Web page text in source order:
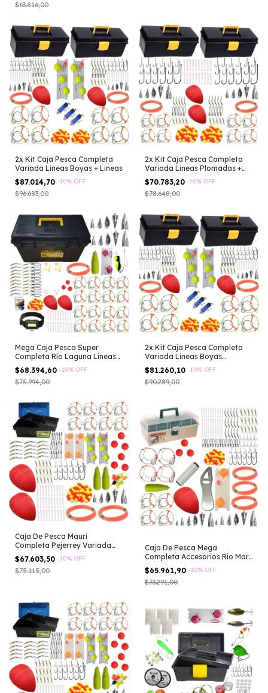
$63.816,00
2x Kit Caja Pesca Completa
Variada Lineas Boyas + Lineas
$87.014,70 -10% OFF
$96.683,00
2x Kit Caja Pesca Completa
Variada Lineas Plomadas +
Lineas
$70.783,20 -10% OFF
$78.648,00
Mega Caja Pesca Super
Completa Río Laguna Lineas
Linterna
$68.394,60 -10% OFF
$75.994,00
2x Kit Caja Pesca Completa
Variada Lineas Boyas
Plomadas
$81.260,10 -10% OFF
$90.289,00
Caja De Pesca Mauri
Completa Pejerrey Variada
Rio Laguna
$67.603,50 -10% OFF
$75.115,00
Caja De Pesca Mega
Completa Accesorios Río Mar
Laguna Boya
$65.961,90 -10% OFF
$73.291,00